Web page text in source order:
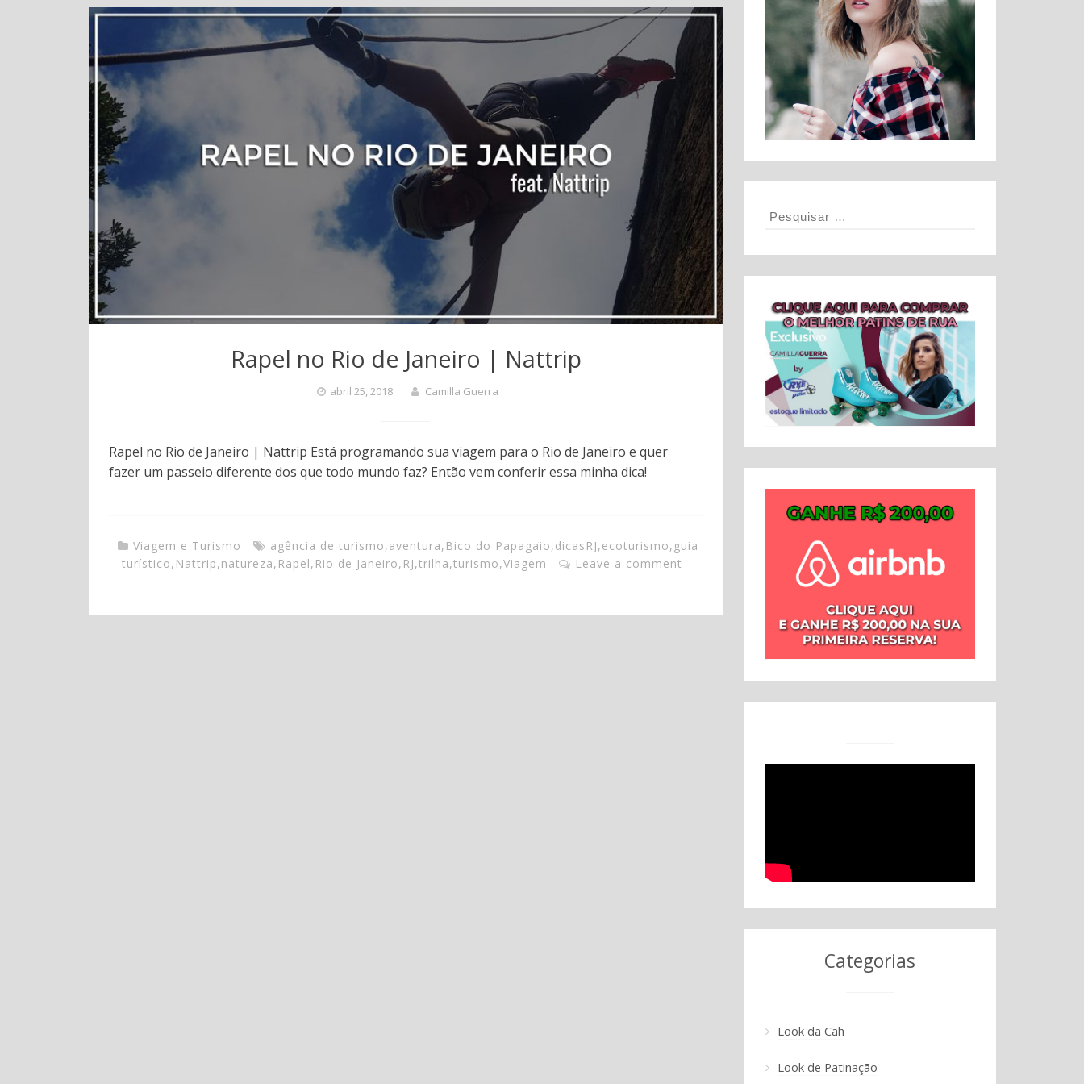
Rapel no Rio de Janeiro | Nattrip
abril 25, 2018 Camilla Guerra
Rapel no Rio de Janeiro | Nattrip Está programando sua viagem para o Rio de Janeiro e quer
fazer um passeio diferente dos que todo mundo faz? Então vem conferir essa minha dica!
Viagem e Turismo agência de turismo,aventura, Bico do Papagaio,dicasRJ,ecoturismo, guia
turístico, Nattrip,natureza, Rapel, Rio de Janeiro, RJ,trilha,turismo,Viagem Leave a comment
Categorias
Look da Cah
Look de Patinação